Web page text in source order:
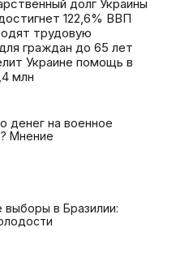
долг Украины
122,6% ВВП
трудовую
граждан до 65 лет
Украине помощь в
млн
денег на военное
Мнение
выборы в Бразилии: